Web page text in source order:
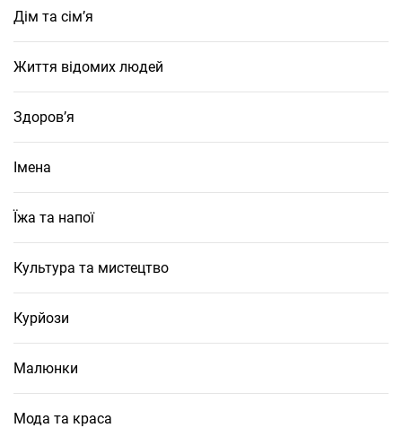
Дім та сім’я
Життя відомих людей
Здоров’я
Імена
Їжа та напої
Культура та мистецтво
Курйози
Малюнки
Мода та краса